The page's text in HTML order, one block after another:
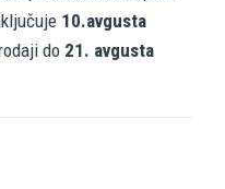
10.avgusta
do 21. avgusta